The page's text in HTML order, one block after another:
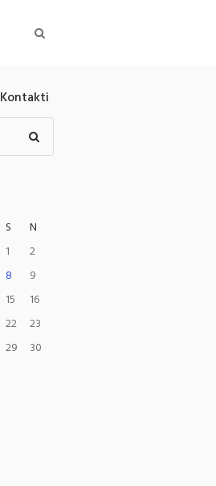
Kontakti
S
N
1
2
8
9
15
16
22
23
29
30